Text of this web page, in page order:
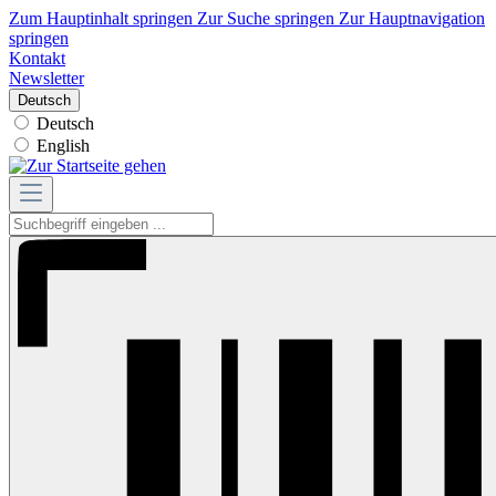
Zum Hauptinhalt springen Zur Suche springen Zur Hauptnavigation
springen
Kontakt
Newsletter
Deutsch
Deutsch
English